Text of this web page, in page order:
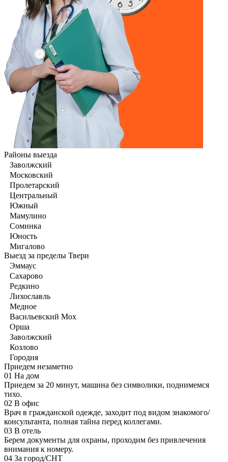
Районы выезда
Заволжский
Московский
Пролетарский
Центральный
Южный
Мамулино
Соминка
Юность
Мигалово
Выезд за пределы Твери
Эммаус
Сахарово
Редкино
Лихославль
Медное
Васильевский Мох
Орша
Заволжский
Козлово
Городня
Приедем незаметно
01 На дом
Приедем за 20 минут, машина без символики, поднимемся
тихо.
02 В офис
Врач в гражданской одежде, заходит под видом знакомого/
консультанта, полная тайна перед коллегами.
03 В отель
Берем документы для охраны, проходим без привлечения
внимания к номеру.
04 За город/СНТ